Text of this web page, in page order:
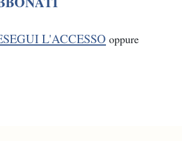
L'ACCESSO oppure